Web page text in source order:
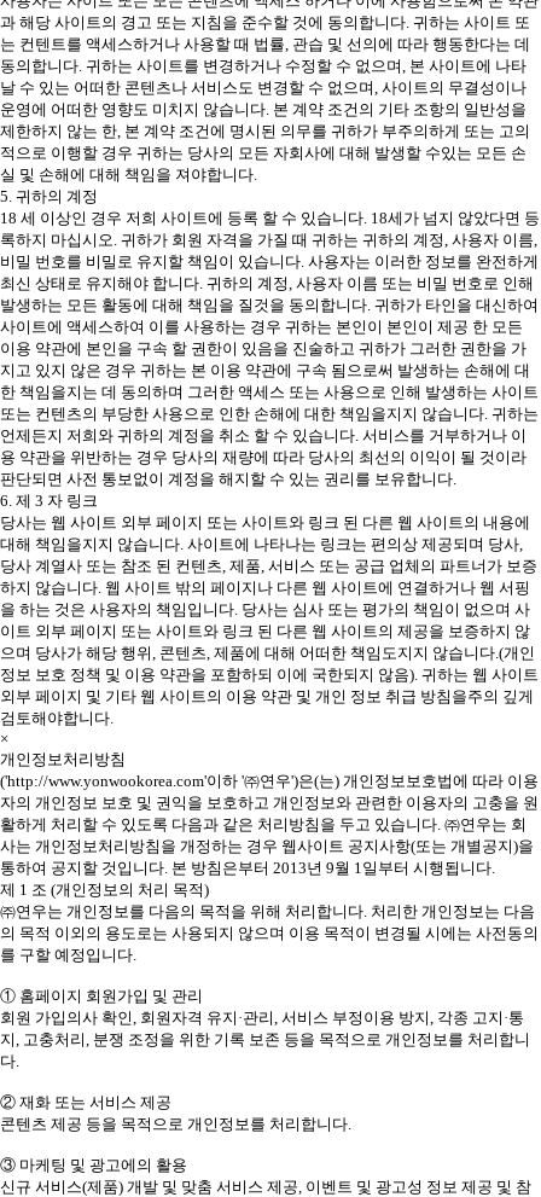
과 해당 사이트의 경고 또는 지침을 준수할 것에 동의합니다. 귀하는 사이트 또
는 컨텐트를 액세스하거나 사용할 때 법률, 관습 및 선의에 따라 행동한다는 데
동의합니다. 귀하는 사이트를 변경하거나 수정할 수 없으며, 본 사이트에 나타
날 수 있는 어떠한 콘텐츠나 서비스도 변경할 수 없으며, 사이트의 무결성이나
운영에 어떠한 영향도 미치지 않습니다. 본 계약 조건의 기타 조항의 일반성을
제한하지 않는 한, 본 계약 조건에 명시된 의무를 귀하가 부주의하게 또는 고의
적으로 이행할 경우 귀하는 당사의 모든 자회사에 대해 발생할 수있는 모든 손
실 및 손해에 대해 책임을 져야합니다.
5. 귀하의 계정
18 세 이상인 경우 저희 사이트에 등록 할 수 있습니다. 18세가 넘지 않았다면 등
록하지 마십시오. 귀하가 회원 자격을 가질 때 귀하는 귀하의 계정, 사용자 이름,
비밀 번호를 비밀로 유지할 책임이 있습니다. 사용자는 이러한 정보를 완전하게
최신 상태로 유지해야 합니다. 귀하의 계정, 사용자 이름 또는 비밀 번호로 인해
발생하는 모든 활동에 대해 책임을 질것을 동의합니다. 귀하가 타인을 대신하여
사이트에 액세스하여 이를 사용하는 경우 귀하는 본인이 본인이 제공 한 모든
이용 약관에 본인을 구속 할 권한이 있음을 진술하고 귀하가 그러한 권한을 가
지고 있지 않은 경우 귀하는 본 이용 약관에 구속 됨으로써 발생하는 손해에 대
한 책임을지는 데 동의하며 그러한 액세스 또는 사용으로 인해 발생하는 사이트
또는 컨텐츠의 부당한 사용으로 인한 손해에 대한 책임을지지 않습니다. 귀하는
언제든지 저희와 귀하의 계정을 취소 할 수 있습니다. 서비스를 거부하거나 이
용 약관을 위반하는 경우 당사의 재량에 따라 당사의 최선의 이익이 될 것이라
판단되면 사전 통보없이 계정을 해지할 수 있는 권리를 보유합니다.
6. 제 3 자 링크
당사는 웹 사이트 외부 페이지 또는 사이트와 링크 된 다른 웹 사이트의 내용에
대해 책임을지지 않습니다. 사이트에 나타나는 링크는 편의상 제공되며 당사,
당사 계열사 또는 참조 된 컨텐츠, 제품, 서비스 또는 공급 업체의 파트너가 보증
하지 않습니다. 웹 사이트 밖의 페이지나 다른 웹 사이트에 연결하거나 웹 서핑
을 하는 것은 사용자의 책임입니다. 당사는 심사 또는 평가의 책임이 없으며 사
이트 외부 페이지 또는 사이트와 링크 된 다른 웹 사이트의 제공을 보증하지 않
으며 당사가 해당 행위, 콘텐츠, 제품에 대해 어떠한 책임도지지 않습니다.(개인
정보 보호 정책 및 이용 약관을 포함하되 이에 국한되지 않음). 귀하는 웹 사이트
외부 페이지 및 기타 웹 사이트의 이용 약관 및 개인 정보 취급 방침을주의 깊게
검토해야합니다.
×
개인정보처리방침
('http://www.yonwookorea.com'이하 '㈜연우')은(는) 개인정보보호법에 따라 이용
자의 개인정보 보호 및 권익을 보호하고 개인정보와 관련한 이용자의 고충을 원
활하게 처리할 수 있도록 다음과 같은 처리방침을 두고 있습니다. ㈜연우는 회
사는 개인정보처리방침을 개정하는 경우 웹사이트 공지사항(또는 개별공지)을
통하여 공지할 것입니다. 본 방침은부터 2013년 9월 1일부터 시행됩니다.
제 1 조 (개인정보의 처리 목적)
㈜연우는 개인정보를 다음의 목적을 위해 처리합니다. 처리한 개인정보는 다음
의 목적 이외의 용도로는 사용되지 않으며 이용 목적이 변경될 시에는 사전동의
를 구할 예정입니다.
① 홈페이지 회원가입 및 관리
회원 가입의사 확인, 회원자격 유지·관리, 서비스 부정이용 방지, 각종 고지·통
지, 고충처리, 분쟁 조정을 위한 기록 보존 등을 목적으로 개인정보를 처리합니
다.
② 재화 또는 서비스 제공
콘텐츠 제공 등을 목적으로 개인정보를 처리합니다.
③ 마케팅 및 광고에의 활용
신규 서비스(제품) 개발 및 맞춤 서비스 제공, 이벤트 및 광고성 정보 제공 및 참